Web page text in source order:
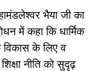
भैया जी का
में कहा कि धार्मिक
विकास के लिए व
नीति को सुदृढ़